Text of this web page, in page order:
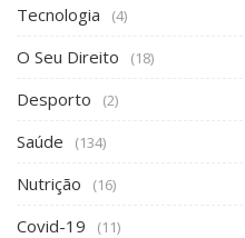
Tecnologia (4)
O Seu Direito (18)
Desporto (2)
Saúde (134)
Nutrição (16)
Covid-19 (11)